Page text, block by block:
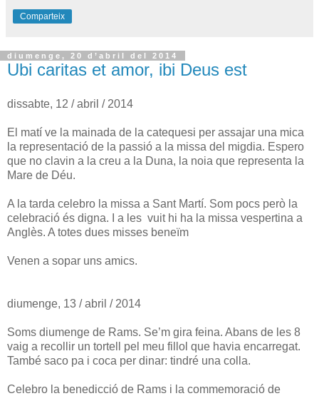
Comparteix
diumenge, 20 d’abril del 2014
Ubi caritas et amor, ibi Deus est
dissabte, 12 / abril / 2014
El matí ve la mainada de la catequesi per assajar una mica
la representació de la passió a la missa del migdia. Espero
que no clavin a la creu a la Duna, la noia que representa la
Mare de Déu.
A la tarda celebro la missa a Sant Martí. Som pocs però la
celebració és digna. I a les vuit hi ha la missa vespertina a
Anglès. A totes dues misses beneïm
Venen a sopar uns amics.
diumenge, 13 / abril / 2014
Soms diumenge de Rams. Se’m gira feina. Abans de les 8
vaig a recollir un tortell pel meu fillol que havia encarregat.
També saco pa i coca per dinar: tindré una colla.
Celebro la benedicció de Rams i la commemoració de